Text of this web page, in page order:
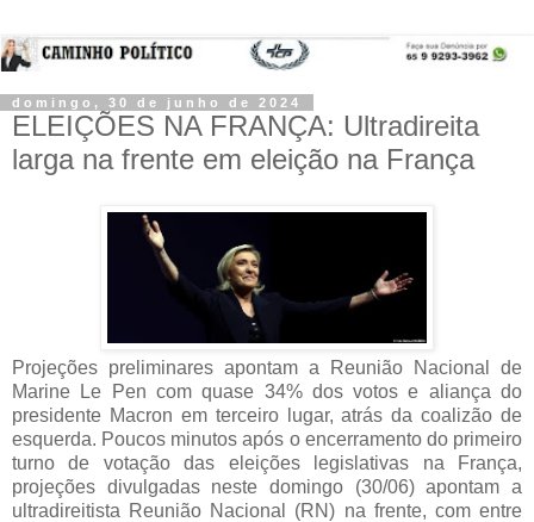
domingo, 30 de junho de 2024
ELEIÇÕES NA FRANÇA: Ultradireita
larga na frente em eleição na França
Projeções preliminares apontam a Reunião Nacional de
Marine Le Pen com quase 34% dos votos e aliança do
presidente Macron em terceiro lugar, atrás da coalizão de
esquerda. Poucos minutos após o encerramento do primeiro
turno de votação das eleições legislativas na França,
projeções divulgadas neste domingo (30/06) apontam a
ultradireitista Reunião Nacional (RN) na frente, com entre